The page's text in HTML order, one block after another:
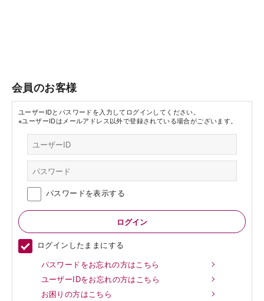
会員のお客様
ユーザーIDとパスワードを入力してログインしてください。
※ユーザーIDはメールアドレス以外で登録されている場合がございます。
パスワードを表示する
ログインしたままにする
パスワードをお忘れの方はこちら
ユーザーIDをお忘れの方はこちら
お困りの方はこちら